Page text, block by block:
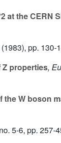
at the CERN
(1983), pp.
Z properties,
the W boson
5-6, pp. 257-